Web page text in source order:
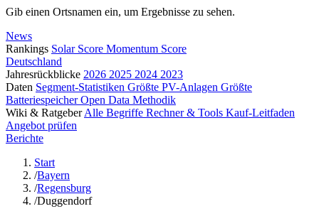
Gib einen Ortsnamen ein, um Ergebnisse zu sehen.
News
Rankings Solar Score Momentum Score
Deutschland
Jahresrückblicke 2026 2025 2024 2023
Daten Segment-Statistiken Größte PV-Anlagen Größte
BatteriespeicherOpen Data Methodik
Wiki & Ratgeber Alle Begriffe Rechner & Tools Kauf-Leitfaden
Angebot prüfen
Berichte
Start
/Bayern
/Regensburg
/Duggendorf